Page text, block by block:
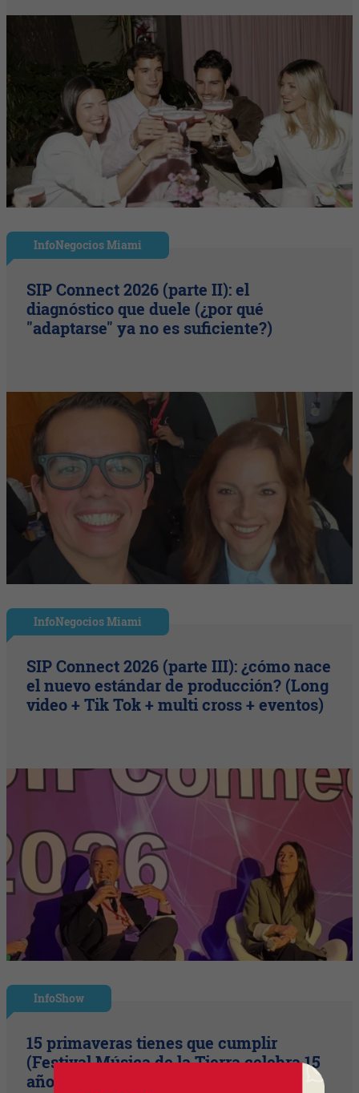
InfoNegocios Miami
SIP Connect 2026 (parte II): el
diagnóstico que duele (¿por qué
"adaptarse" ya no es suficiente?)
InfoNegocios Miami
SIP Connect 2026 (parte III): ¿cómo nace
el nuevo estándar de producción? (Long
video + Tik Tok + multi cross + eventos)
InfoShow
15 primaveras tienes que cumplir
(Festival Música de la Tierra celebra 15
años)